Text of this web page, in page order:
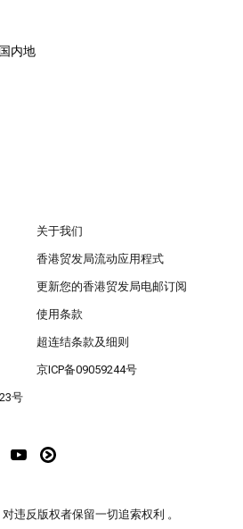
内地
关于我们
香港贸发局流动应用程式
更新您的香港贸发局电邮订阅
使用条款
超连结条款及细则
京ICP备09059244号
号
违反版权者保留一切追索权利 。